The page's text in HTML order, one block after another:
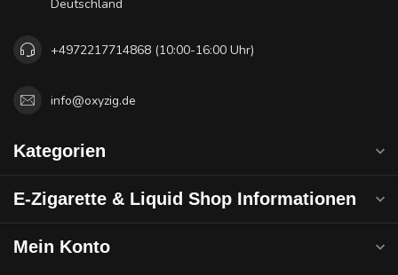
Deutschland
+4972217714868 (10:00-16:00 Uhr)
info@oxyzig.de
Kategorien
E-Zigarette & Liquid Shop Informationen
Mein Konto